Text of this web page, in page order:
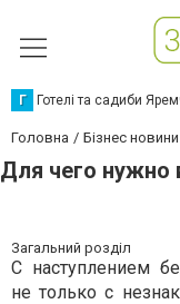
Г Готелі та садиби
Головна Бізнес новини
Для чего нужно
Загальний розділ
С наступлением
не только с